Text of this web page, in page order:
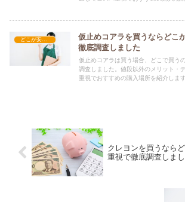
どこが安い？-工具・DIY
仮止めコアラを買うならどこ
徹底調査しました
仮止めコアラは買う場合、どこで買う
調査しました。値段以外のメリット・
重視でおすすめの購入場所を紹介します
クレヨンを買うなら
重視で徹底調査しま